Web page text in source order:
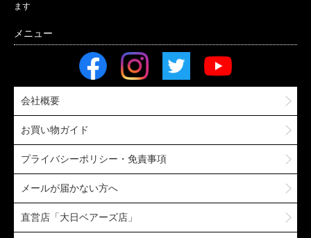
ます
会社概要
お買い物ガイド
プライバシーポリシー・免責事項
メールが届かない方へ
直営店「大日ベアーズ店」